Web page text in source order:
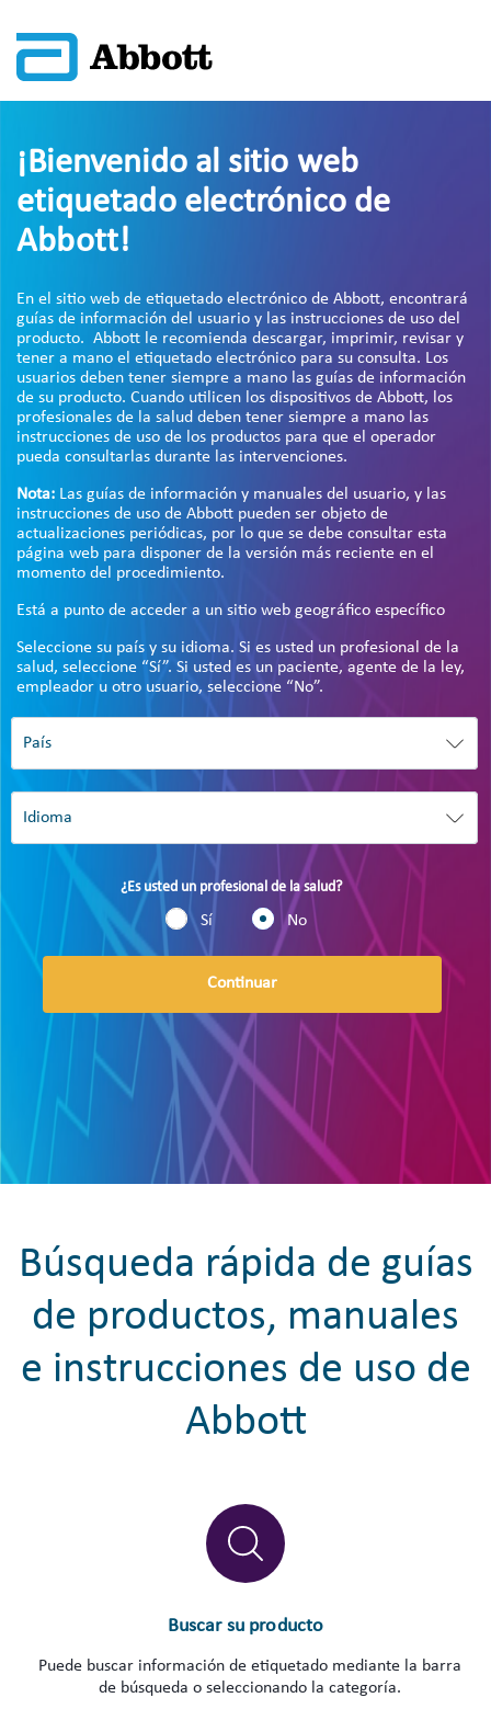
¡Bienvenido al sitio web
etiquetado electrónico de
Abbott!
En el sitio web de etiquetado electrónico de Abbott, encontrará
guías de información del usuario y las instrucciones de uso del
producto. Abbott le recomienda descargar, imprimir, revisar y
tener a mano el etiquetado electrónico para su consulta. Los
usuarios deben tener siempre a mano las guías de información
de su producto. Cuando utilicen los dispositivos de Abbott, los
profesionales de la salud deben tener siempre a mano las
instrucciones de uso de los productos para que el operador
pueda consultarlas durante las intervenciones.
Nota: Las guías de información y manuales del usuario, y las
instrucciones de uso de Abbott pueden ser objeto de
actualizaciones periódicas, por lo que se debe consultar esta
página web para disponer de la versión más reciente en el
momento del procedimiento.
Está a punto de acceder a un sitio web geográfico específico
Seleccione su país y su idioma. Si es usted un profesional de la
salud, seleccione “Sí”. Si usted es un paciente, agente de la ley,
empleador u otro usuario, seleccione “No”.
¿Es usted un profesional de la salud?
Sí No
Continuar
Búsqueda rápida de guías
de productos, manuales
e instrucciones de uso de
Abbott
Buscar su producto
Puede buscar información de etiquetado mediante la barra
de búsqueda o seleccionando la categoría.